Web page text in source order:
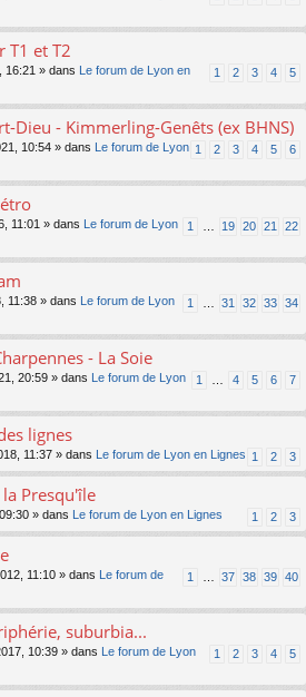
T1 et T2
1 2 3 4 5
16:21 » dans
Le forum de Lyon en
Dieu - Kimmerling-Genêts (ex BHNS)
1 2 3 4 5 6
10:54 » dans
Le forum de Lyon
1 19 20 21 22
11:01 » dans
Le forum de Lyon
1 31 32 33 34
11:38 » dans
Le forum de Lyon
- La Soie
1 4 5 6 7
20:59 » dans
Le forum de Lyon
lignes
1 2 3
11:37 » dans Le forum de Lyon en Lignes
Presqu'île
1 2 3
» dans Le forum de Lyon en Lignes
1 37 38 39 40
11:10 » dans
Le forum de
suburbia...
1 2 3 4 5
10:39 » dans
Le forum de Lyon